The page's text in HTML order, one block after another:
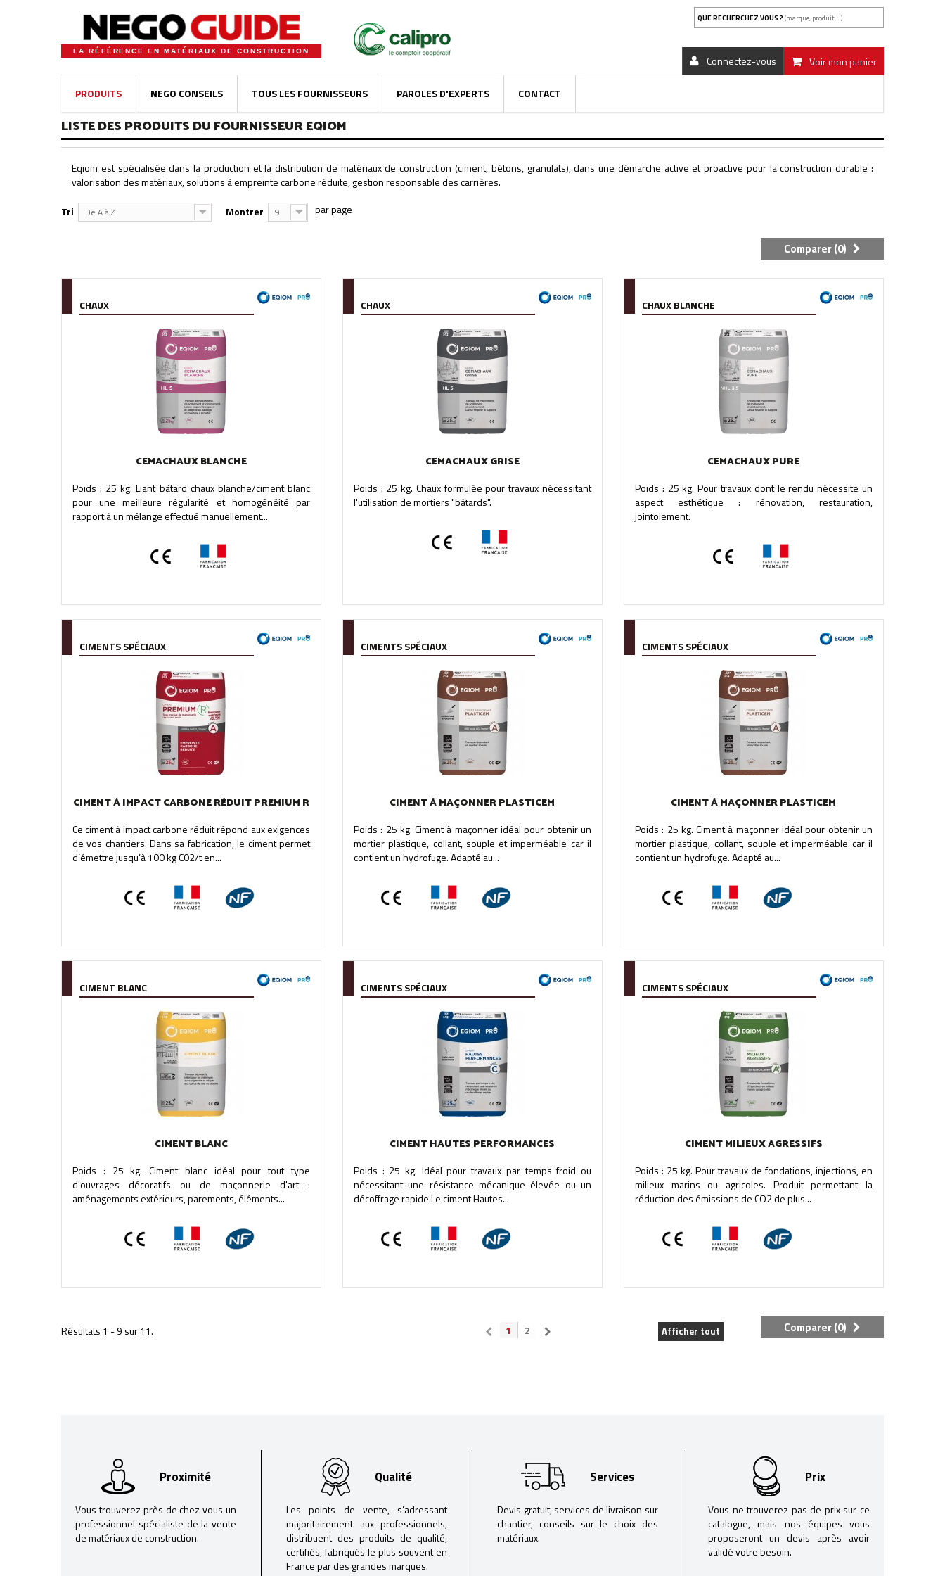
LA RÉFÉRENCE EN MATÉRIAUX DE CONSTRUCTION
QUE RECHERCHEZ VOUS ? (marque, produit...)
Voir mon panier
Connectez-vous
PRODUITS NEGO CONSEILS TOUS LES FOURNISSEURS PAROLES D'EXPERTS CONTACT
LISTE DES PRODUITS DU FOURNISSEUR EQIOM
Eqiom est spécialisée dans la production et la distribution de matériaux de construction (ciment, bétons, granulats), dans une démarche active et proactive pour la construction durable :
valorisation des matériaux, solutions à empreinte carbone réduite, gestion responsable des carrières.
Tri
De A à Z Montrer 9
Comparer (0)
CHAUX
CEMACHAUX BLANCHE
Poids : 25 kg. Liant bâtard chaux blanche/ciment blanc
pour une meilleure régularité et homogénéité par
rapport à un mélange effectué manuellement...
CHAUX
CEMACHAUX GRISE
Poids : 25 kg. Chaux formulée pour travaux nécessitant
l'utilisation de mortiers "bâtards".
CHAUX BLANCHE
CEMACHAUX PURE
Poids : 25 kg. Pour travaux dont le rendu nécessite un
aspect esthétique : rénovation, restauration,
jointoiement.
CIMENTS SPÉCIAUX
CIMENT À IMPACT CARBONE RÉDUIT PREMIUM R
Ce ciment à impact carbone réduit répond aux exigences
de vos chantiers. Dans sa fabrication, le ciment permet
d’émettre jusqu’à 100 kg C02/t en...
CIMENTS SPÉCIAUX
CIMENT À MAÇONNER PLASTICEM
Poids : 25 kg. Ciment à maçonner idéal pour obtenir un
mortier plastique, collant, souple et imperméable car il
contient un hydrofuge. Adapté au...
CIMENTS SPÉCIAUX
CIMENT À MAÇONNER PLASTICEM
Poids : 25 kg. Ciment à maçonner idéal pour obtenir un
mortier plastique, collant, souple et imperméable car il
contient un hydrofuge. Adapté au...
CIMENT BLANC
CIMENT BLANC
Poids : 25 kg. Ciment blanc idéal pour tout type
d'ouvrages décoratifs ou de maçonnerie d'art :
aménagements extérieurs, parements, éléments...
CIMENTS SPÉCIAUX
CIMENT HAUTES PERFORMANCES
Poids : 25 kg. Idéal pour travaux par temps froid ou
nécessitant une résistance mécanique élevée ou un
décoffrage rapide.Le ciment Hautes...
CIMENTS SPÉCIAUX
CIMENT MILIEUX AGRESSIFS
Poids : 25 kg. Pour travaux de fondations, injections, en
milieux marins ou agricoles. Produit permettant la
réduction des émissions de CO2 de plus...
Comparer (0)
Afficher tout
1 2
Résultats 1 - 9 sur 11.
Proximité
Vous trouverez près de chez vous un
professionnel spécialiste de la vente
de matériaux de construction.
Qualité
Les points de vente, s’adressant
majoritairement aux professionnels,
distribuent des produits de qualité,
certifiés, fabriqués le plus souvent en
France par des grandes marques.
Services
Devis gratuit, services de livraison sur
chantier, conseils sur le choix des
matériaux.
Prix
Vous ne trouverez pas de prix sur ce
catalogue, mais nos équipes vous
proposeront un devis après avoir
validé votre besoin.